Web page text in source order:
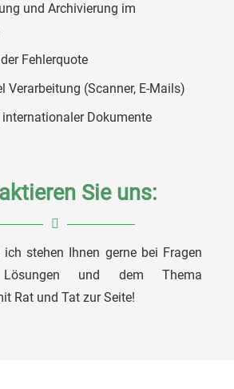
und Archivierung im
Fehlerquote
Verarbeitung (Scanner, E-Mails)
Dokumente
Sie uns:
stehen Ihnen gerne bei Fragen
und dem Thema
Rat und Tat zur Seite!
Segschneider
Manager Digital Business